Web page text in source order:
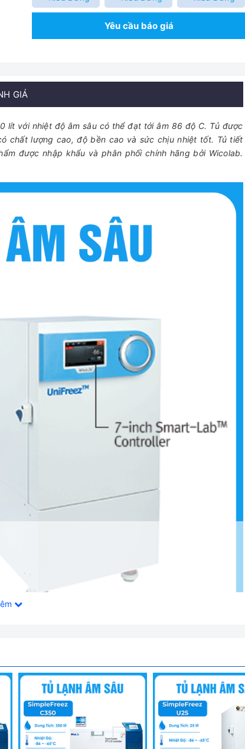
Yêu cầu báo giá
GIÁ
lít với nhiệt độ âm sâu có thể đạt tới âm 86 độ C. Tủ được
chất lượng cao, độ bền cao và sức chịu nhiệt tốt. Tủ tiết
được nhập khẩu và phân phối chính hãng bởi Wicolab.
Hàn Quốc SimpleFreez U80